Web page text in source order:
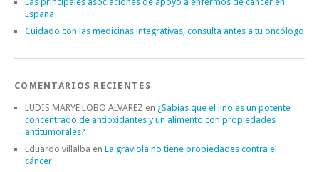
España
Cuidado con las medicinas integrativas, consulta antes a tu oncólogo
COMENTARIOS RECIENTES
LUDIS MARYE LOBO ALVAREZ en ¿Sabías que el lino es un potente
concentrado de antioxidantes y un alimento con propiedades
antitumorales?
Eduardo villalba en La graviola no tiene propiedades contra el
cáncer